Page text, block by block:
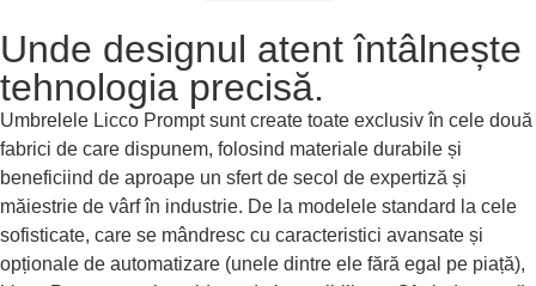
Unde designul atent întâlnește
tehnologia precisă.
Umbrelele Licco Prompt sunt create toate exclusiv în cele două
fabrici de care dispunem, folosind materiale durabile și
beneficiind de aproape un sfert de secol de expertiză și
măiestrie de vârf în industrie. De la modelele standard la cele
sofisticate, care se mândresc cu caracteristici avansate și
opționale de automatizare (unele dintre ele fără egal pe piață),